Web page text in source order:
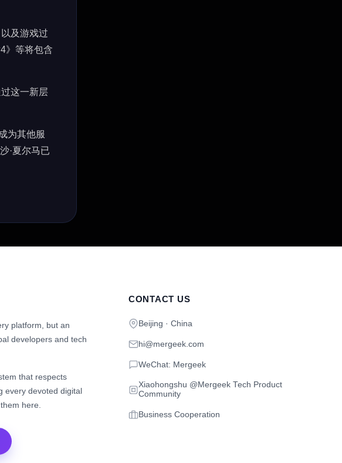
及游戏过
》等将包含
这一新层
为其他服
·夏尔马已
platform, but an
developers and tech
that respects
every devoted digital
here.
CONTACT US
Beijing · China
hi@mergeek.com
WeChat: Mergeek
Xiaohongshu @Mergeek Tech Product
Community
Business Cooperation